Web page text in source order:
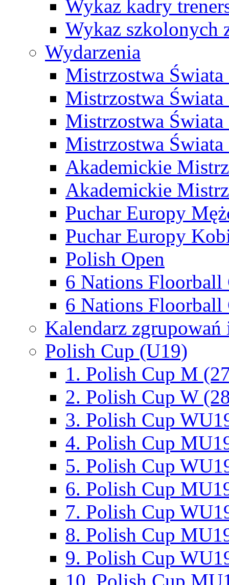
Wykaz kadry
Wykaz szkolonych
Wydarzenia
Mistrzostwa
Mistrzostwa
Mistrzostwa
Mistrzostwa
Akademickie
Akademickie
Puchar Europy
Puchar Europy
Polish Open
6 Nations Floorball
6 Nations Floorball
Kalendarz
Polish Cup (U19)
1. Polish Cup M
2. Polish Cup W
3. Polish Cup
4. Polish Cup
5. Polish Cup
6. Polish Cup
7. Polish Cup
8. Polish Cup
9. Polish Cup
10. Polish Cup